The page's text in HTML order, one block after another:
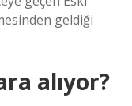
geldiği
alıyor?